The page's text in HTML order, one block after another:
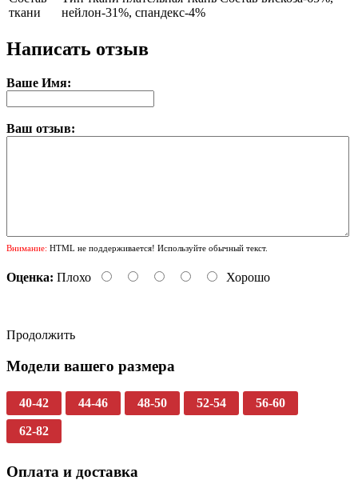
ткани
нейлон-31%, спандекс-4%
Написать отзыв
Ваше Имя:
Ваш отзыв:
Внимание: HTML не поддерживается! Используйте обычный текст.
Оценка: Плохо Хорошо
Продолжить
Модели вашего размера
40-42 44-46 48-50 52-54 56-60
62-82
Оплата и доставка